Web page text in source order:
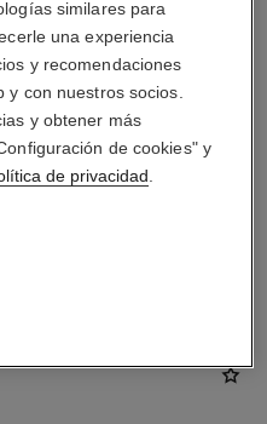
PERFECTA
similares para
una experiencia
y recomendaciones
y con nuestros socios.
y obtener más
de cookies" y
de privacidad